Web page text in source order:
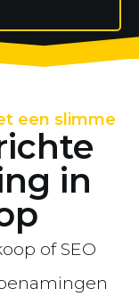
een slimme
in
of SEO